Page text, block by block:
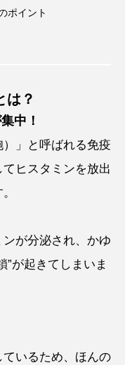
ポイント
は？
中！
」と呼ばれる免疫
ヒスタミンを放出
が分泌され、かゆ
”が起きてしまいま
いるため、ほんの